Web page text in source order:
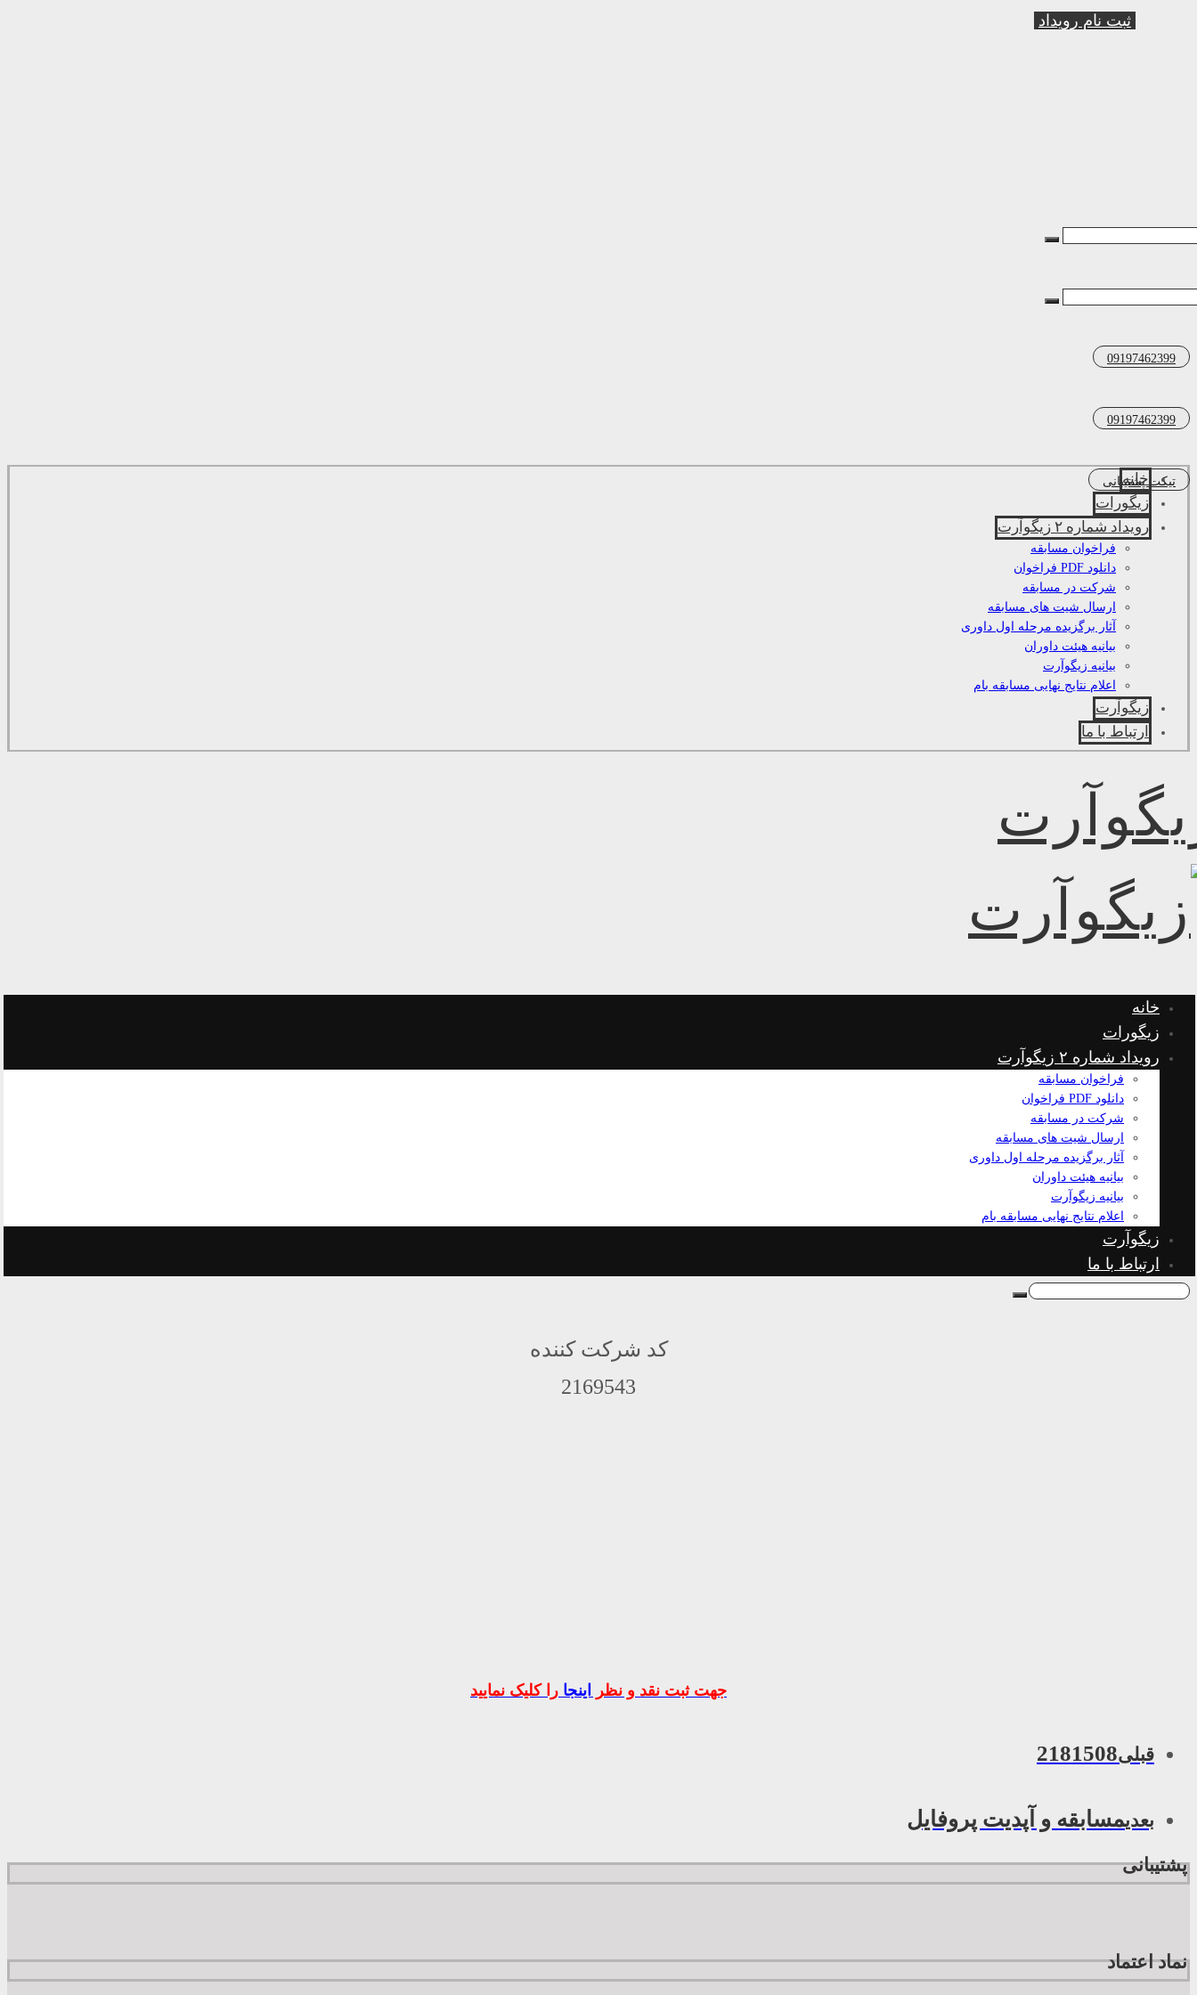
ثبت نام رویداد
09197462399
09197462399
تیکت پشتیبانی
خانه
زیگورات
رویداد شماره ۲ زیگوآرت
فراخوان مسابقه
دانلود PDF فراخوان
شرکت در مسابقه
ارسال شیت های مسابقه
آثار برگزیده مرحله اول داوری
بیانیه هیئت داوران
بیانیه زیگوآرت
اعلام نتایج نهایی مسابقه بام
زیگوآرت
ارتباط با ما
خانه
زیگورات
رویداد شماره ۲ زیگوآرت
فراخوان مسابقه
دانلود PDF فراخوان
شرکت در مسابقه
ارسال شیت های مسابقه
آثار برگزیده مرحله اول داوری
بیانیه هیئت داوران
بیانیه زیگوآرت
اعلام نتایج نهایی مسابقه بام
زیگوآرت
ارتباط با ما
کد شرکت کننده
2169543
جهت ثبت نقد و نظر اینجا را کلیک نمایید
قبلی2181508
بعدیمسابقه و آپدیت پروفایل
پشتیبانی
نماد اعتماد